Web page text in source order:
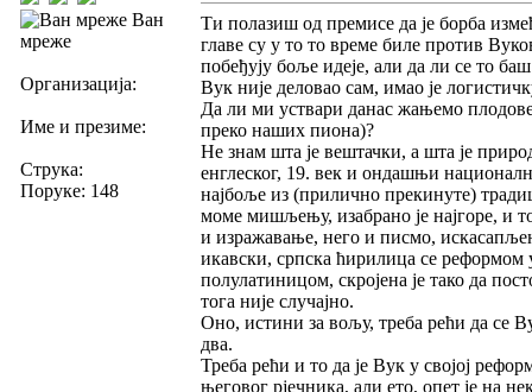
Ван
мреже
Организација:
Име и презиме:
Струка:
Поруке: 148
Ти полазиш од премисе да је борба
главе су у то то време биле против
побеђују боље идеје, али да ли се то
Вук није деловао сам, имао је
Да ли ми уствари данас жањемо
преко наших пиона)?
Не знам шта је вештачки, а шта је
енглеског, 19. век и ондашњи
најбоље из (прилично прекинуте)
моме мишљењу, изабрано је најгоре, и
и изражавање, него и писмо,
икавски, српска ћирилица се реформом
полулатиницом, скројена је тако да
тога није случајно.
Оно, истини за вољу, треба рећи да се
два.
Треба рећи и то да је Вук у својој
његовог рјечника, али ето, опет је на